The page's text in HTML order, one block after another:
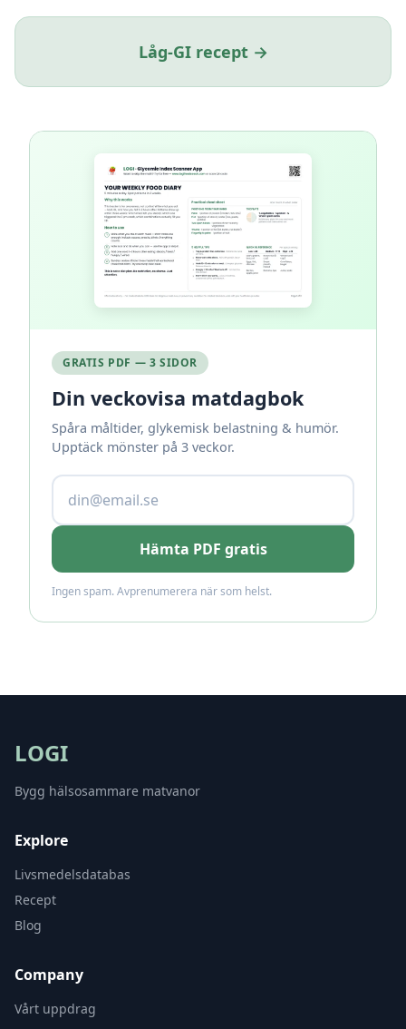
Låg-GI recept →
GRATIS PDF — 3 SIDOR
Din veckovisa matdagbok
Spåra måltider, glykemisk belastning & humör.
Upptäck mönster på 3 veckor.
Hämta PDF gratis
Ingen spam. Avprenumerera när som helst.
LOGI
Bygg hälsosammare matvanor
Explore
Livsmedelsdatabas
Recept
Blog
Company
Vårt uppdrag